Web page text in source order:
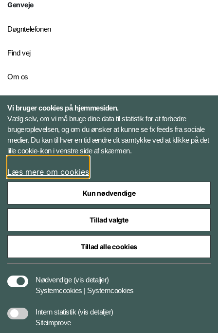
Genveje
Døgntelefonen
Find vej
Om os
Følg Veterancentret
Facebook
Styrelser og myndigheder under Forsvarsministeriet
Vi bruger cookies på hjemmesiden.
Vælg selv, om vi må bruge dine data til statistik for at forbedre
brugeroplevelsen, og om du ønsker at kunne se fx feeds fra sociale
medier. Du kan til hver en tid ændre dit samtykke ved at klikke på det
lille cookie-ikon i venstre side af skærmen.
Læs mere om cookies
Kun nødvendige
Tillad valgte
Tillad alle cookies
Nødvendige (vis detaljer)
Systemcookies | Systemcookies
Intern statistik (vis detaljer)
Siteimprove